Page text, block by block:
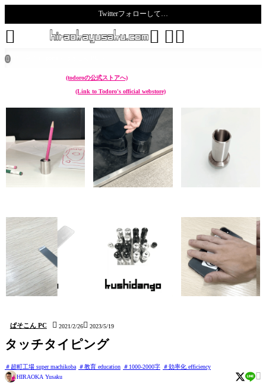
Twitterフォローして…
 


(todoroの公式ストアへ)
(Link to Todoro's official webstore)
ぱそこん PC  2021/2/26 2023/5/19
タッチタイピング
超町工場 super machikoba 教育 education 1000-2000字
効率化 efficiency
HIRAOKA Yusaku
